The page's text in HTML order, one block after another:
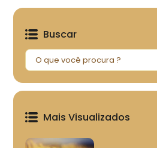
Buscar
Pesquisar
Mais Visualizados